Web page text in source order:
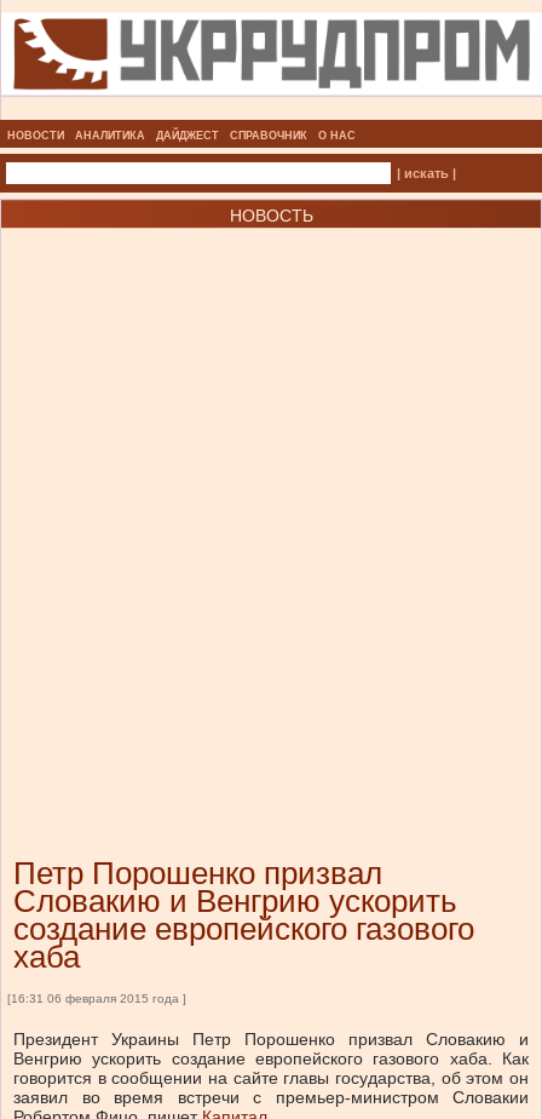
НОВОСТИ АНАЛИТИКА ДАЙДЖЕСТ СПРАВОЧНИК О НАС
| искать |
НОВОСТЬ
Петр Порошенко призвал
Словакию и Венгрию ускорить
создание европейского газового
хаба
[16:31 06 февраля 2015 года ]
Президент Украины Петр Порошенко призвал Словакию и
Венгрию ускорить создание европейского газового хаба. Как
говорится в сообщении на сайте главы государства, об этом он
заявил во время встречи с премьер-министром Словакии